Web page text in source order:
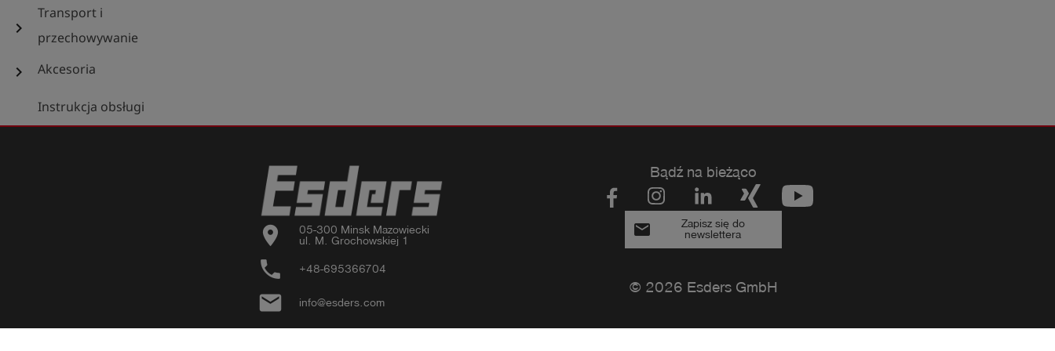
chevron_right
Transport i
przechowywanie
chevron_right Akcesoria
Instrukcja obsługi
location_on
05-300 Minsk Mazowiecki
ul. M. Grochowskiej 1
phone +48-695366704
email info@esders.com
Bądź na bieżąco
email
Zapisz się do
newslettera
© 2026 Esders GmbH